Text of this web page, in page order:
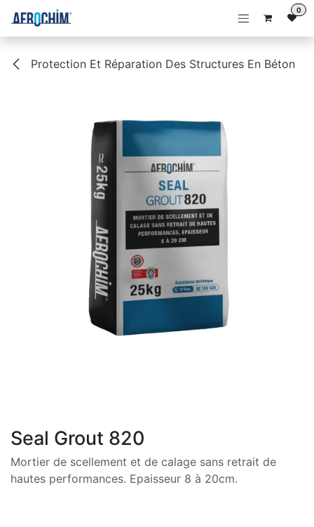
Se rendre au contenu 0
Protection Et Réparation Des Structures En Béton
Seal Grout 820
Mortier de scellement et de calage sans retrait de
hautes performances. Epaisseur 8 à 20cm.